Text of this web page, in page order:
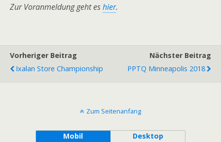
Zur Voranmeldung geht eshier.
Vorheriger Beitrag
Ixalan Store Championship
Nächster Beitrag
PPTQ Minneapolis 2018
Zum Seitenanfang
Mobil Desktop